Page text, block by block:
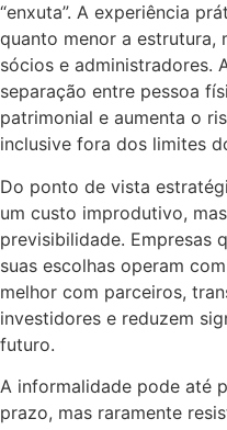
“enxuta”. A experiência
quanto menor a estrutura,
sócios e administradores.
separação entre pessoa
patrimonial e aumenta o
inclusive fora dos limites
Do ponto de vista
um custo improdutivo,
previsibilidade. Empresas
suas escolhas operam
melhor com parceiros,
investidores e reduzem
futuro.
A informalidade pode até
prazo, mas raramente